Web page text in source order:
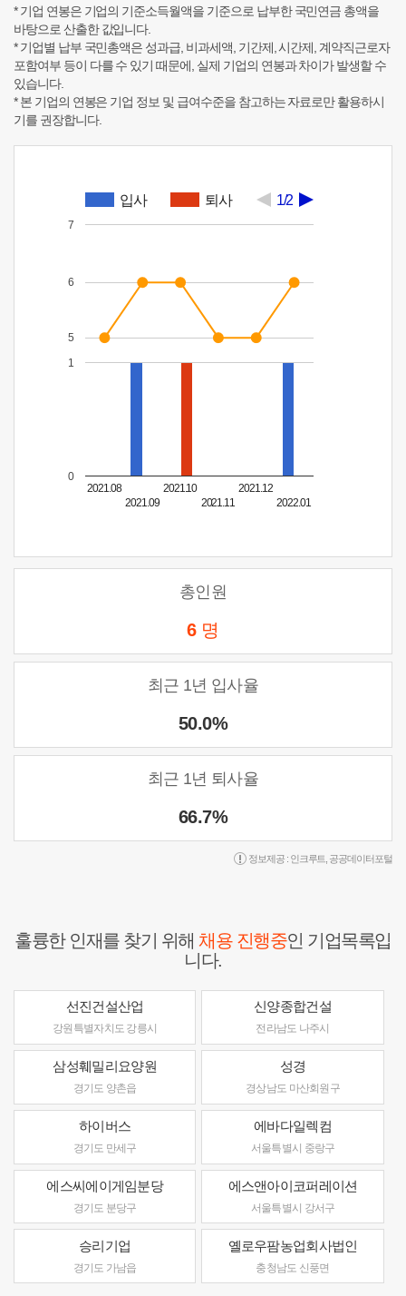
* 기업 연봉은 기업의 기준소득월액을 기준으로 납부한 국민연금 총액을
바탕으로 산출한 값입니다.
* 기업별 납부 국민총액은 성과급, 비과세액, 기간제, 시간제, 계약직근로자
포함여부 등이 다를 수 있기 때문에, 실제 기업의 연봉과 차이가 발생할 수
있습니다.
* 본 기업의 연봉은 기업 정보 및 급여수준을 참고하는 자료로만 활용하시
기를 권장합니다.
입사 퇴사 1/2
2021.08
2021.09
2021.10
2021.11
2021.12
2022.01
0
1
5
6
7
총인원
6 명
최근 1년 입사율
50.0%
최근 1년 퇴사율
66.7%
정보제공 : 인크루트 공공데이터포털
훌륭한 인재를 찾기 위해채용 진행중인 기업목록입
니다.
선진건설산업
강원특별자치도 강릉시
신양종합건설
전라남도 나주시
삼성훼밀리요양원
경기도 양촌읍
성경
경상남도 마산회원구
하이버스
경기도 만세구
에바다일렉컴
서울특별시 중랑구
에스씨에이게임분당
경기도 분당구
에스앤아이코퍼레이션
서울특별시 강서구
승리기업
경기도 가남읍
옐로우팜농업회사법인
충청남도 신풍면